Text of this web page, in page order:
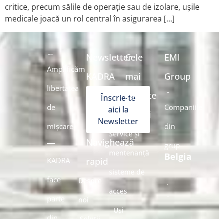
critice, precum sălile de operație sau de izolare, ușile
medicale joacă un rol central în asigurarea […]
Amplificăm
libertatea
de
mișcare
KADRA
face
parte
Newsletter
KADRA
Înscrie-te
aici la
Newsletter
Navighează
rapid
Despre
noi
Cele
mai
căutate
soluții
Service și
mentenanță
sisteme de
acces
Uși
EMI
Group
Companiile
din
grup
Belgia